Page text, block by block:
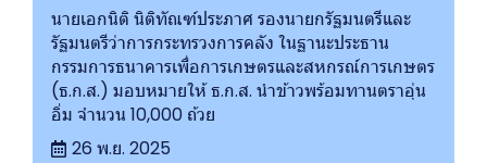
นายเอกนิติ นิติทัณฑ์ประภาศ รองนายกรัฐมนตรีและ
รัฐมนตรีว่าการกระทรวงการคลัง ในฐานะประธาน
กรรมการธนาคารเพื่อการเกษตรและสหกรณ์การเกษตร
(ธ.ก.ส.) มอบหมายให้ ธ.ก.ส. นำข้าวพร้อมทานตราอุ่น
อิ่ม จำนวน 10,000 ถ้วย
26 พ.ย. 2025